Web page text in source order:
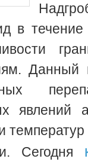
в течение
Данный
явлений
Сегодня